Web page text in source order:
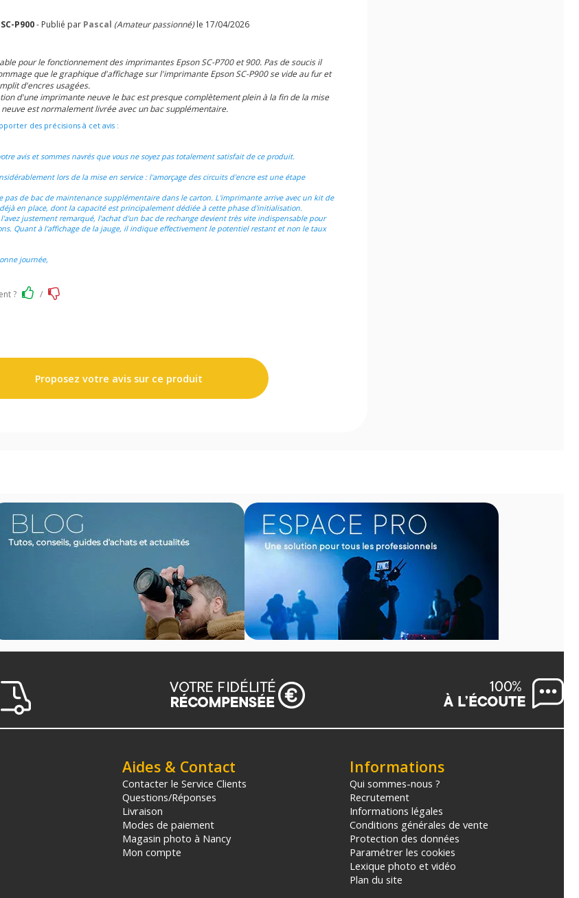
P900- Publié par Pascal (Amateur passionné)le 17/04/2026
pour le fonctionnement des imprimantes Epson SC-P700 et 900. Pas de soucis il
que le graphique d'affichage sur l'imprimante Epson SC-P900 se vide au fur et
d'encres usagées.
d'une imprimante neuve le bac est presque complètement plein à la fin de la mise
est normalement livrée avec un bac supplémentaire.
des précisions à cet avis :
avis et sommes navrés que vous ne soyez pas totalement satisfait de ce produit.
lors de la mise en service : l'amorçage des circuits d'encre est une étape
pas de bac de maintenance supplémentaire dans le carton. L'imprimante arrive avec un kit de
en place, dont la capacité est principalement dédiée à cette phase d'initialisation.
justement remarqué, l'achat d'un bac de rechange devient très vite indispensable pour
Quant à l'affichage de la jauge, il indique effectivement le potentiel restant et non le taux
journée,
? /
Proposez votre avis sur ce produit
Aides & Contact
Contacter le Service Clients
Questions/Réponses
Livraison
Modes de paiement
Magasin photo à Nancy
Mon compte
Informations
Qui sommes-nous ?
Recrutement
Informations légales
Conditions générales de vente
Protection des données
Paramétrer les cookies
Lexique photo et vidéo
Plan du site